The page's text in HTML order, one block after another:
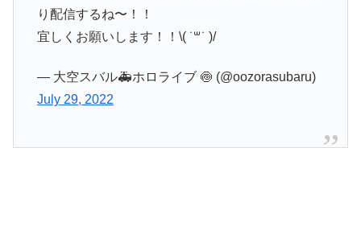
り配信するね〜！！
宜しくお願いします！！\( ˙꒳​˙ )/
— 大空スバル🚑ホロライブ 🍥 (@oozorasubaru)
July 29, 2022